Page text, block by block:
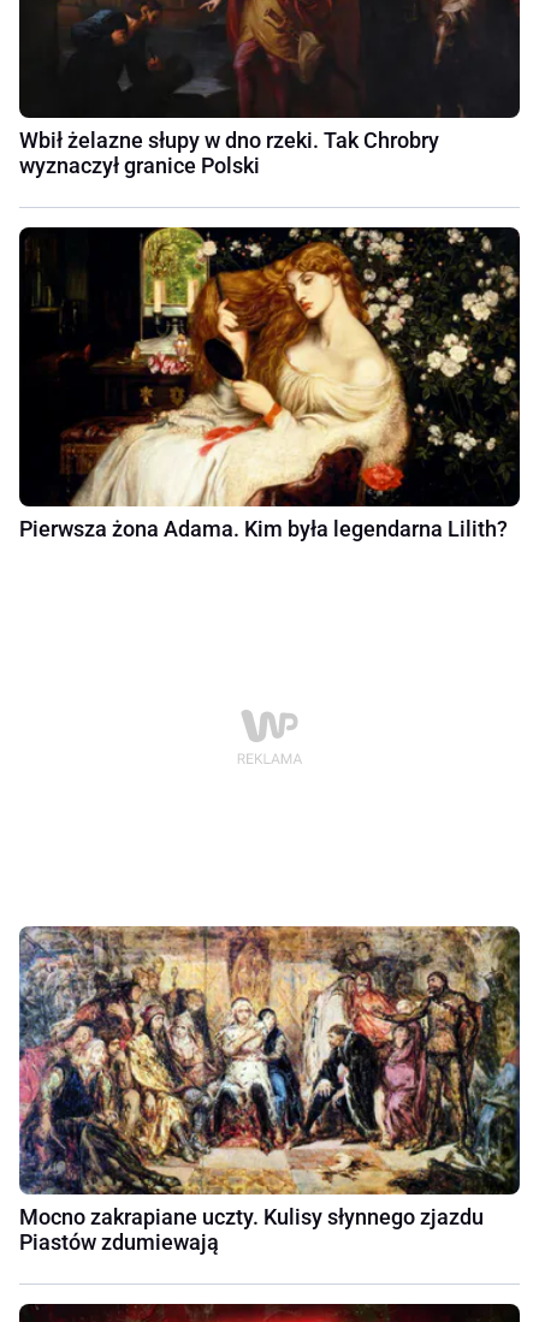
Wbił żelazne słupy w dno rzeki. Tak Chrobry
wyznaczył granice Polski
Pierwsza żona Adama. Kim była legendarna Lilith?
Mocno zakrapiane uczty. Kulisy słynnego zjazdu
Piastów zdumiewają